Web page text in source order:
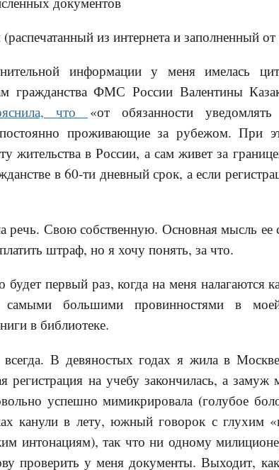
из интернета и заполненный
информации у меня имелась
гражданства ФМС России Валентины
что
«от обязанности
проживающие за рубежом. При
жительства в России, а сам живет за
в 60-ти дневный срок, а если
речь. Свою собственную. Основная мысль ее
штраф, но я хочу понять, за что.
будет первый раз, когда на меня налагаются
большими провинностями в моей
в библиотеке.
В девяностых годах я жила в
регистрация на учебу закончилась, а
успешно мимикрировала (голубое
канули в лету, южный говорок с глухим
интонациям), так что ни одному
проверить у меня документы. Выходит,